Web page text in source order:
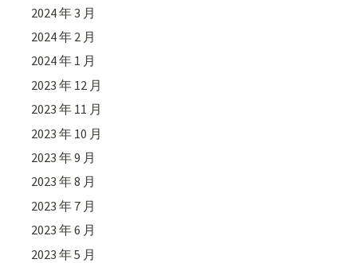
2024 年 3 月
2024 年 2 月
2024 年 1 月
2023 年 12 月
2023 年 11 月
2023 年 10 月
2023 年 9 月
2023 年 8 月
2023 年 7 月
2023 年 6 月
2023 年 5 月